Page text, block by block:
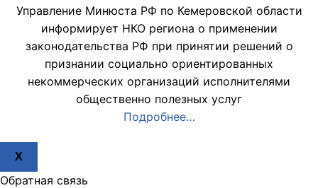
Управление Минюста РФ по Кемеровской области
информирует НКО региона о применении
законодательства РФ при принятии решений о
признании социально ориентированных
некоммерческих организаций исполнителями
общественно полезных услуг
Подробнее…
X
Обратная связь